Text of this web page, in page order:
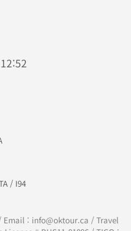
/ I94
Email : info@oktour.ca / Travel